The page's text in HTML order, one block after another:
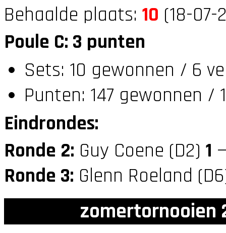
Behaalde plaats: 10 (18-07-
Poule C: 3 punten
Sets: 10 gewonnen / 6
Punten: 147 gewonnen /
Eindrondes:
Ronde 2: Guy Coene (D2) 1
Ronde 3: Glenn Roeland
zomertornooien